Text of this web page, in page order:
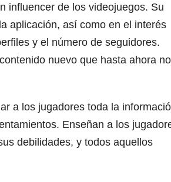
influencer de los videojuegos. Su
aplicación, así como en el interés
y el número de seguidores.
nuevo que hasta ahora no
a los jugadores toda la
Enseñan a los
debilidades, y todos aquellos